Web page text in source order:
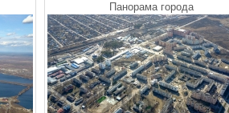
Панорама города